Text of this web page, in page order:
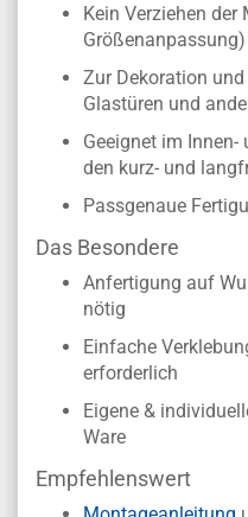
Kein Verziehen
Größenanpassung)
Zur Dekoration
Glastüren und
Geeignet im
den kurz- und
Passgenaue
Das Besondere
Anfertigung auf
nötig
Einfache
erforderlich
Eigene &
Ware
Empfehlenswert